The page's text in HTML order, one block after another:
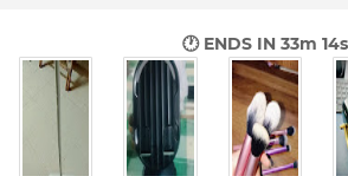
🕐 ENDS IN33m 13s